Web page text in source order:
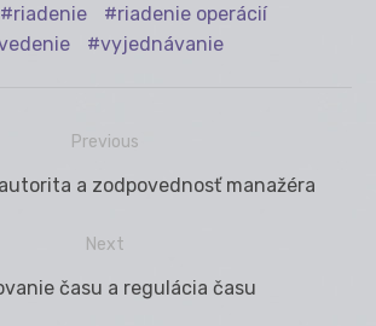
riadenie
riadenie operácií
vyjednávanie
Previous
a zodpovednosť manažéra
Next
času a regulácia času